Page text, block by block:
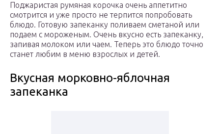
Поджаристая румяная корочка очень аппетитно
смотрится и уже просто не терпится попробовать
блюдо. Готовую запеканку поливаем сметаной или
подаем с мороженым. Очень вкусно есть запеканку,
запивая молоком или чаем. Теперь это блюдо точно
станет любим в меню взрослых и детей.
Вкусная морковно-яблочная
запеканка